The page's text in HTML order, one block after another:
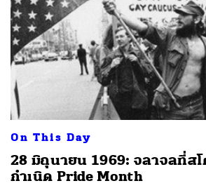
On This Day
28 มิถุนายน 1969: จลาจลที่ส
กำเนิด Pride Month
ค้นหา
SHARE